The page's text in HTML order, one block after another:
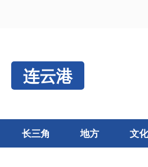
连云港
长三角 地方 文化